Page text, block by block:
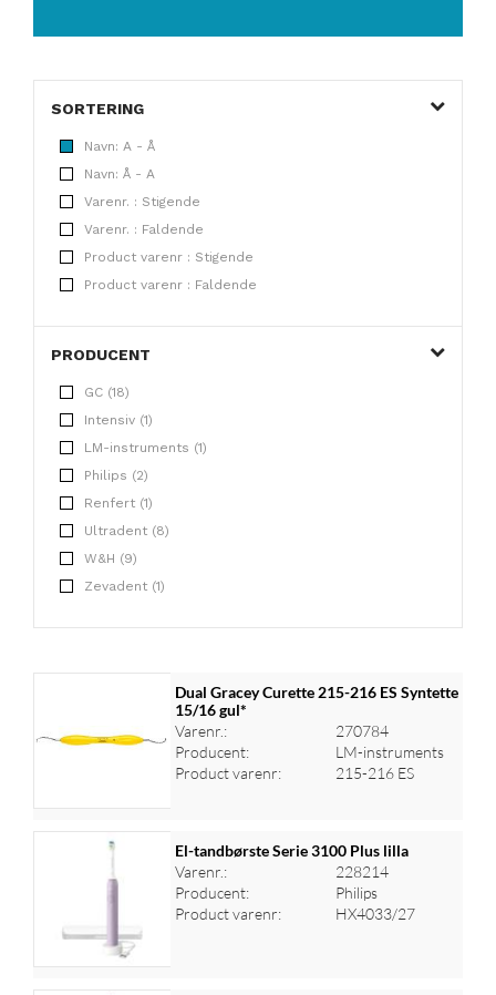
SORTERING
Navn: A - Å
Navn: Å - A
Varenr. : Stigende
Varenr. : Faldende
Product varenr : Stigende
Product varenr : Faldende
PRODUCENT
GC (18)
Intensiv (1)
LM-instruments (1)
Philips (2)
Renfert (1)
Ultradent (8)
W&H (9)
Zevadent (1)
Dual Gracey Curette 215-216 ES Syntette
15/16 gul*
Varenr.:
270784
Producent:
LM-instruments
Product varenr:
215-216 ES
Log ind for at se priser
El-tandbørste Serie 3100 Plus lilla
Varenr.:
228214
Producent:
Philips
Product varenr:
HX4033/27